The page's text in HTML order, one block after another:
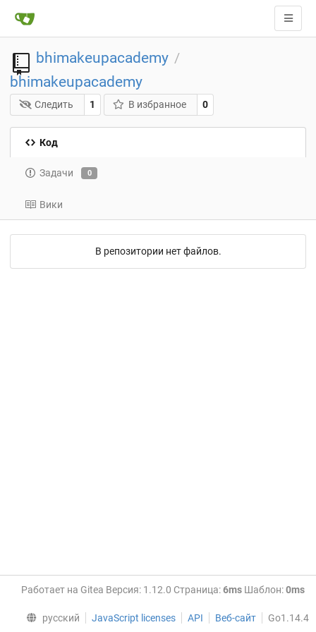
bhimakeupacademy /
bhimakeupacademy
Следить 1 В избранное 0
Код
Задачи 0
Вики
В репозитории нет файлов.
Работает на Gitea Версия: 1.12.0 Страница:6ms Шаблон:0ms
русский JavaScript licenses API Веб-сайт Go1.14.4